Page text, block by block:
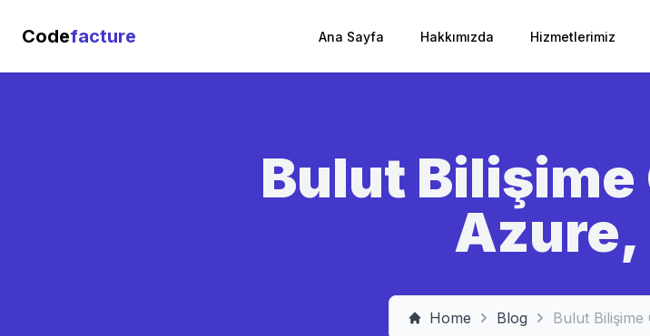
Codefacture Ana Sayfa Hakkımızda Hizmetlerimiz
Bulut Bilişime
Azure,
Home Blog Bulut Bilişime